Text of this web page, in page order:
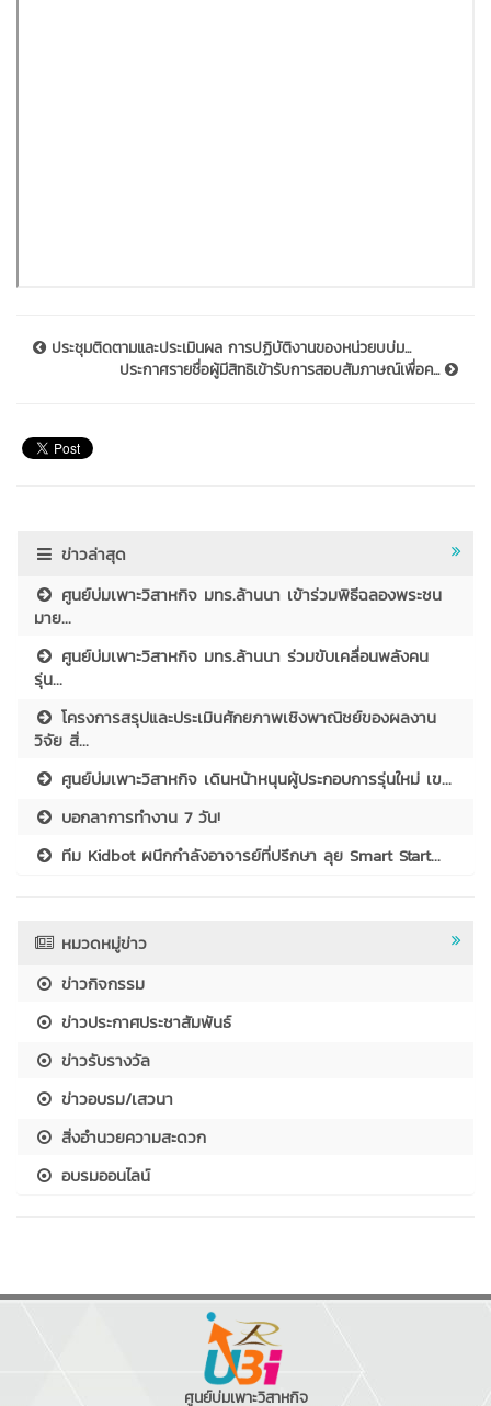
ประชุมติดตามและประเมินผล การปฏิบัติงานของหน่วยบบ่ม...
ประกาศรายชื่อผู้มีสิทธิเข้ารับการสอบสัมภาษณ์เพื่อค...
ข่าวล่าสุด
ศูนย์บ่มเพาะวิสาหกิจ มทร.ล้านนา เข้าร่วมพิธีฉลองพระชน
มาย...
ศูนย์บ่มเพาะวิสาหกิจ มทร.ล้านนา ร่วมขับเคลื่อนพลังคน
รุ่น...
โครงการสรุปและประเมินศักยภาพเชิงพาณิชย์ของผลงาน
วิจัย สิ่...
ศูนย์บ่มเพาะวิสาหกิจ เดินหน้าหนุนผู้ประกอบการรุ่นใหม่ เข...
บอกลาการทำงาน 7 วัน!
ทีม Kidbot ผนึกกำลังอาจารย์ที่ปรึกษา ลุย Smart Start...
หมวดหมู่ข่าว
ข่าวกิจกรรม
ข่าวประกาศประชาสัมพันธ์
ข่าวรับรางวัล
ข่าวอบรม/เสวนา
สิ่งอำนวยความสะดวก
อบรมออนไลน์
ศูนย์บ่มเพาะวิสาหกิจ